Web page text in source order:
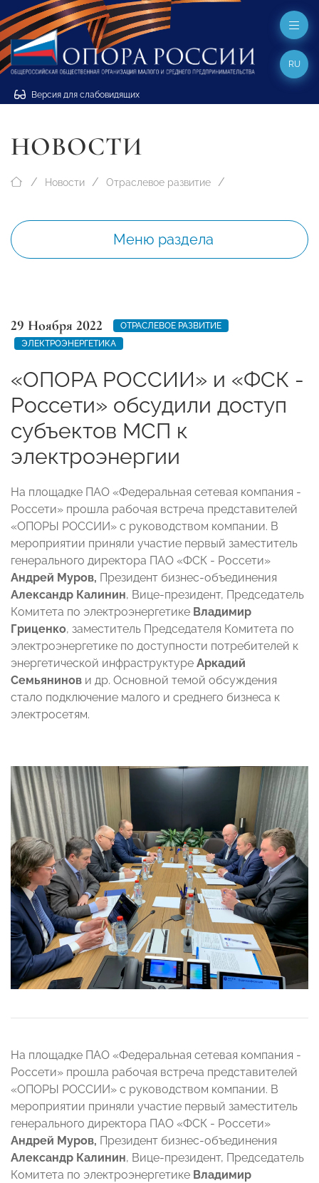
Версия для слабовидящих
RU
НОВОСТИ
Новости Отраслевое развитие
Меню раздела
29 Ноября 2022
ОТРАСЛЕВОЕ РАЗВИТИЕ
ЭЛЕКТРОЭНЕРГЕТИКА
«ОПОРА РОССИИ» и «ФСК -
Россети» обсудили доступ
субъектов МСП к
электроэнергии
На площадке ПАО «Федеральная сетевая компания -
Россети» прошла рабочая встреча представителей
«ОПОРЫ РОССИИ» с руководством компании. В
мероприятии приняли участие первый заместитель
генерального директора ПАО «ФСК - Россети»
Андрей Муров, Президент бизнес-объединения
Александр Калинин, Вице-президент, Председатель
Комитета по электроэнергетике Владимир
Гриценко, заместитель Председателя Комитета по
электроэнергетике по доступности потребителей к
энергетической инфраструктуре Аркадий
Семьянинов и др. Основной темой обсуждения
стало подключение малого и среднего бизнеса к
электросетям.
На площадке ПАО «Федеральная сетевая компания -
Россети» прошла рабочая встреча представителей
«ОПОРЫ РОССИИ» с руководством компании. В
мероприятии приняли участие первый заместитель
генерального директора ПАО «ФСК - Россети»
Андрей Муров, Президент бизнес-объединения
Александр Калинин, Вице-президент, Председатель
Комитета по электроэнергетике Владимир